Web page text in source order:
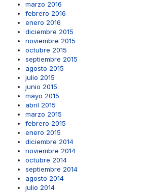
marzo 2016
febrero 2016
enero 2016
diciembre 2015
noviembre 2015
octubre 2015
septiembre 2015
agosto 2015
julio 2015
junio 2015
mayo 2015
abril 2015
marzo 2015
febrero 2015
enero 2015
diciembre 2014
noviembre 2014
octubre 2014
septiembre 2014
agosto 2014
julio 2014